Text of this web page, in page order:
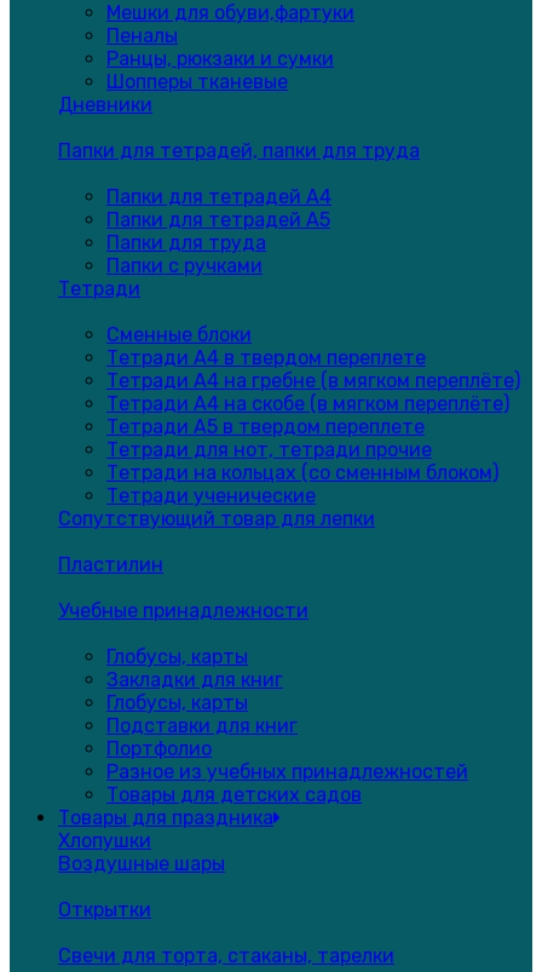
Мешки для обуви,фартуки
Пеналы
Ранцы, рюкзаки и сумки
Шопперы тканевые
Дневники
Папки для тетрадей, папки для труда
Папки для тетрадей А4
Папки для тетрадей А5
Папки для труда
Папки с ручками
Тетради
Сменные блоки
Тетради А4 в твердом переплете
Тетради А4 на гребне (в мягком переплёте)
Тетради А4 на скобе (в мягком переплёте)
Тетради А5 в твердом переплете
Тетради для нот, тетради прочие
Тетради на кольцах (со сменным блоком)
Тетради ученические
Сопутствующий товар для лепки
Пластилин
Учебные принадлежности
Глобусы, карты
Закладки для книг
Глобусы, карты
Подставки для книг
Портфолио
Разное из учебных принадлежностей
Товары для детских садов
Товары для праздника
Хлопушки
Воздушные шары
Открытки
Свечи для торта, стаканы, тарелки